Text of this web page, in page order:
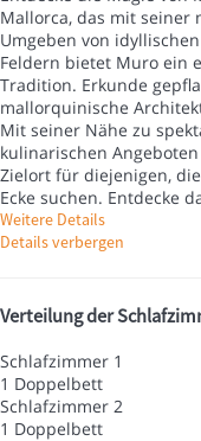
Mallorca, das mit
Umgeben von
Feldern bietet Muro ein
Tradition. Erkunde
mallorquinische
Mit seiner Nähe zu
kulinarischen
Zielort für diejenigen,
Ecke suchen. Entdecke
Weitere Details
Details verbergen
Verteilung der
Schlafzimmer 1
1 Doppelbett
Schlafzimmer 2
1 Doppelbett